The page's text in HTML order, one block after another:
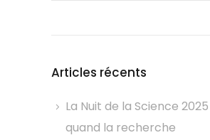
Articles récents
La Nuit de la Science 2025
quand la recherche